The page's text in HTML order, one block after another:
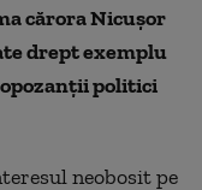
cărora Nicușor
drept exemplu
opozanții politici
neobosit pe